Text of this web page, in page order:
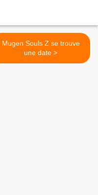
Mugen Souls Z se trouve
une date >